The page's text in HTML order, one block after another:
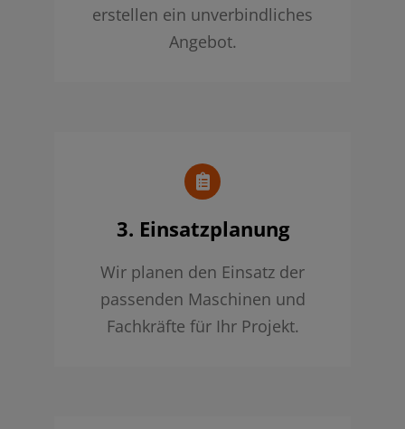
erstellen ein unverbindliches
Angebot.
3. Einsatzplanung
Wir planen den Einsatz der
passenden Maschinen und
Fachkräfte für Ihr Projekt.